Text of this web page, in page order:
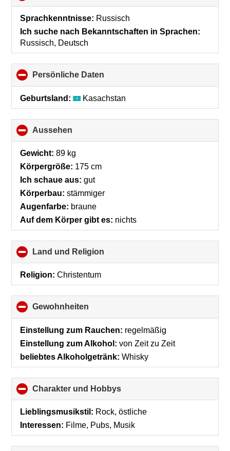
to
Sprachkenntnisse: Russisch
Ich suche nach Bekanntschaften in Sprachen:
Russisch, Deutsch
Persönliche Daten
to
collapse
Geburtsland: Kasachstan
Aussehen
to
collapse
Gewicht: 89 kg
Körpergröße: 175 cm
Ich schaue aus: gut
Körperbau: stämmiger
Augenfarbe: braune
Auf dem Körper gibt es: nichts
Land und Religion
to
Religion: Christentum
Gewohnheiten
to
collapse
Einstellung zum Rauchen: regelmäßig
Einstellung zum Alkohol: von Zeit zu Zeit
beliebtes Alkoholgetränk: Whisky
Charakter und Hobbys
to
collapse
Lieblingsmusikstil: Rock, östliche
Interessen: Filme, Pubs, Musik